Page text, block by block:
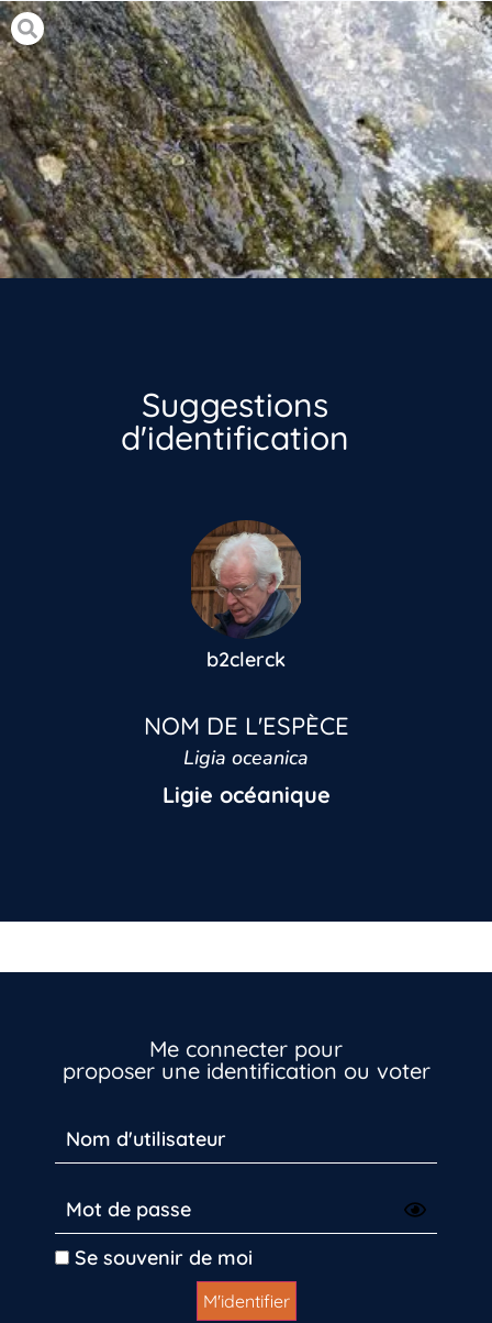
Suggestions
d'identification
b2clerck
NOM DE L'ESPÈCE
Ligia oceanica
Ligie océanique
Me connecter pour
proposer une identification ou voter
Se souvenir de moi